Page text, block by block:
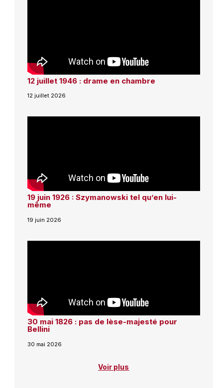
12 juillet 1946 : drame en chambre
12 juillet 2026
19 juin 1926 : Szymanowski tel qu’en lui-
même
19 juin 2026
30 mai 1826 : pas de lèse-majesté pour
Bellini
30 mai 2026
Voir plus